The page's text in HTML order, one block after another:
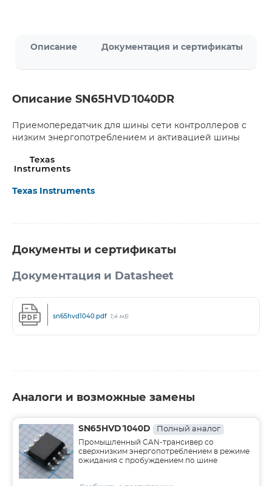
Описание Документация и сертификаты
Описание SN65HVD1040DR
Приемопередатчик для шины сети контроллеров с
низким энергопотреблением и активацией шины
Texas Instruments
Документы и сертификаты
Документация и Datasheet
sn65hvd1040.pdf 1,4 мБ
Аналоги и возможные замены
SN65HVD1040D Полный аналог
Промышленный CAN-трансивер со
сверхнизким энергопотреблением в режиме
ожидания с пробуждением по шине